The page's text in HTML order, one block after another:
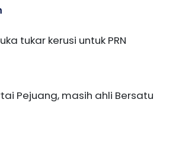
tukar kerusi untuk PRN
Pejuang, masih ahli Bersatu